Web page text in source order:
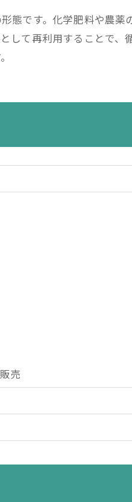
態です。化学肥料や農薬
して再利用することで、
売